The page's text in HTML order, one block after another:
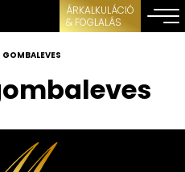
ÁRKALKULÁCIÓ
& FOGLALÁS